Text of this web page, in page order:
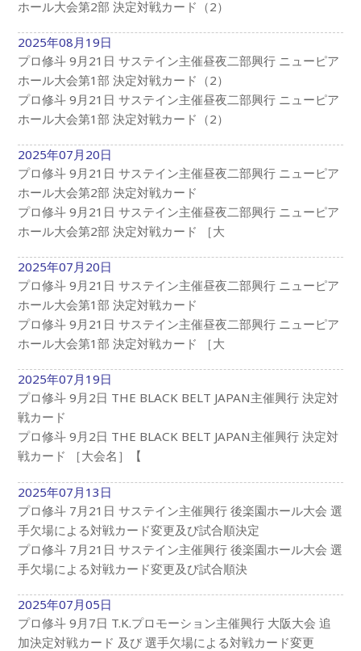
ホール大会第2部 決定対戦カード（2）
2025年08月19日
プロ修斗 9月21日 サステイン主催昼夜二部興行 ニューピア
ホール大会第1部 決定対戦カード（2）
プロ修斗 9月21日 サステイン主催昼夜二部興行 ニューピア
ホール大会第1部 決定対戦カード（2）
2025年07月20日
プロ修斗 9月21日 サステイン主催昼夜二部興行 ニューピア
ホール大会第2部 決定対戦カード
プロ修斗 9月21日 サステイン主催昼夜二部興行 ニューピア
ホール大会第2部 決定対戦カード ［大
2025年07月20日
プロ修斗 9月21日 サステイン主催昼夜二部興行 ニューピア
ホール大会第1部 決定対戦カード
プロ修斗 9月21日 サステイン主催昼夜二部興行 ニューピア
ホール大会第1部 決定対戦カード ［大
2025年07月19日
プロ修斗 9月2日 THE BLACK BELT JAPAN主催興行 決定対
戦カード
プロ修斗 9月2日 THE BLACK BELT JAPAN主催興行 決定対
戦カード ［大会名］【
2025年07月13日
プロ修斗 7月21日 サステイン主催興行 後楽園ホール大会 選
手欠場による対戦カード変更及び試合順決定
プロ修斗 7月21日 サステイン主催興行 後楽園ホール大会 選
手欠場による対戦カード変更及び試合順決
2025年07月05日
プロ修斗 9月7日 T.K.プロモーション主催興行 大阪大会 追
加決定対戦カード 及び 選手欠場による対戦カード変更